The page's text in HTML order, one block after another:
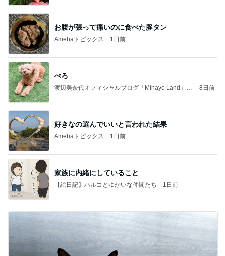
お腹が張って痛いのに食べた豚タン
Amebaトピックス 1日前
ぺろ
渡辺美奈代オフィシャルブログ「Minayo Land」P
8日前
好きなの選んでいいと言われた結果
Amebaトピックス 1日前
家族に内緒にしていること
【絵日記】ハルコとゆかいな仲間たち 1日前